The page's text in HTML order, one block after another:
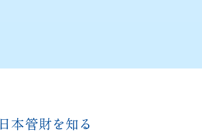
日本管財を知る